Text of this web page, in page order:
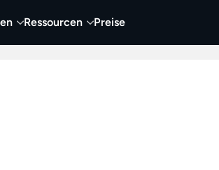
Ressourcen Preise
Video Visueller Content